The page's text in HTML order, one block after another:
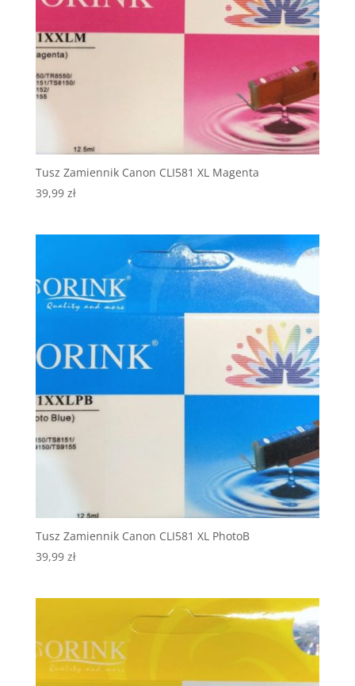
Tusz Zamiennik Canon CLI581 XL Magenta
39,99 zł
Tusz Zamiennik Canon CLI581 XL PhotoB
39,99 zł